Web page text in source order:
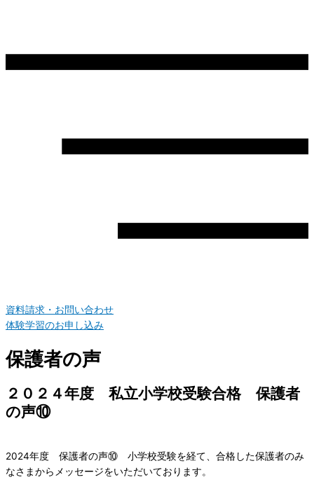
資料請求・お問い合わせ
体験学習のお申し込み
保護者の声
２０２４年度 私立小学校受験合格 保護者
の声⑩
2024年度 保護者の声⑩ 小学校受験を経て、合格した保護者のみ
なさまからメッセージをいただいております。